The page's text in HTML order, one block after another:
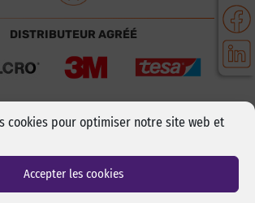
cookies pour optimiser notre site web et
Accepter les cookies
DISTRIBUTEUR AGRÉÉ